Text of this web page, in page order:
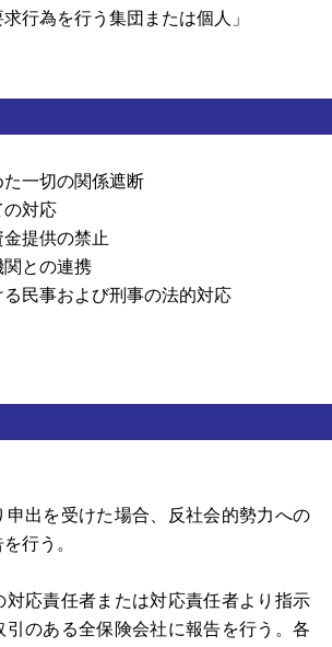
行為を行う集団または個人」
た一切の関係遮断
の対応
金提供の禁止
関との連携
る民事および刑事の法的対応
申出を受けた場合、反社会的勢力への
行う。
対応責任者または対応責任者より指示
引のある全保険会社に報告を行う。各